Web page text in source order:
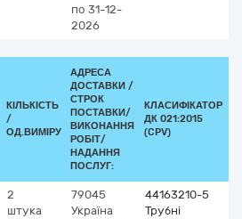
по 31-12-
2026
КІЛЬКІСТЬ
/
ОД.ВИМІРУ
АДРЕСА
ДОСТАВКИ /
СТРОК
ПОСТАВКИ/
ВИКОНАННЯ
РОБІТ/
НАДАННЯ
ПОСЛУГ:
КЛАСИФІКАТОР
ДК 021:2015
(CPV)
2
штука
79045
Україна
44163210-5
Трубні